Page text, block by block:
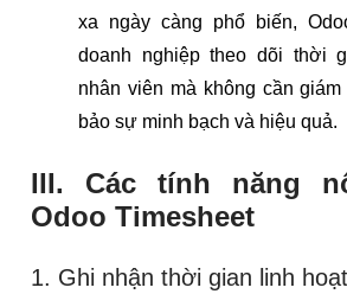
xa ngày càng phổ biến,
doanh nghiệp theo dõi thời
nhân viên mà không cần
bảo sự minh bạch và hiệu quả.
III. Các tính năng
Odoo Timesheet
1. Ghi nhận thời gian linh hoạt